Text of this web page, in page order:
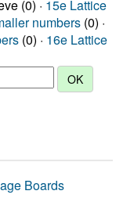
(0) · 15e Lattice
numbers (0) ·
(0) · 16e Lattice
Boards